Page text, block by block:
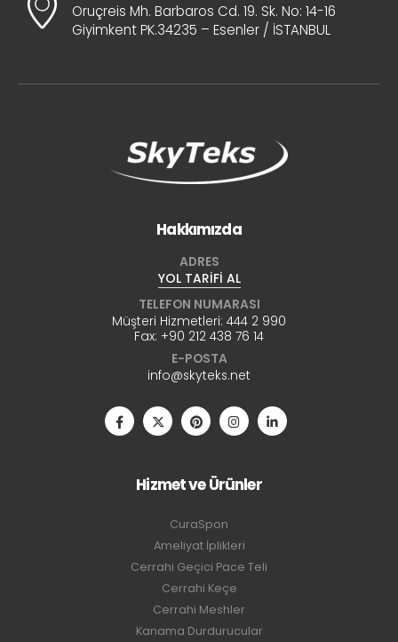
Oruçreis Mh. Barbaros Cd. 19. Sk. No: 14-16
Giyimkent PK.34235 – Esenler / İSTANBUL
Hakkımızda
ADRES
YOL TARİFİ AL
TELEFON NUMARASI
Müşteri Hizmetleri: 444 2 990
Fax: +90 212 438 76 14
E-POSTA
info@skyteks.net
Hizmet ve Ürünler
CuraSpon
Ameliyat İplikleri
Cerrahi Geçici Pace Teli
Cerrahi Keçe
Cerrahi Meshler
Kanama Durdurucular